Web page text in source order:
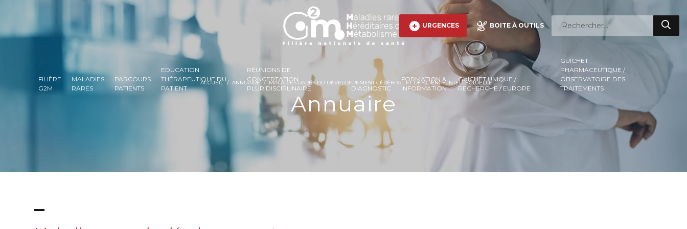
URGENCES BOITE À OUTILS
FILIÈRE
G2M
MALADIES
RARES
PARCOURS
PATIENTS
EDUCATION
THÉRAPEUTIQUE DU
PATIENT
RÉUNIONS DE
CONCERTATION
PLURIDISCIPLINAIRE
DIAGNOSTIC
FORMATION &
INFORMATION
GUICHET UNIQUE /
RECHERCHE / EUROPE
GUICHET
PHARMACEUTIQUE /
OBSERVATOIRE DES
TRAITEMENTS
Annuaire
ACCUEIL / ANNUAIRE / MALADIES RARES DU DÉVELOPPEMENT CÉRÉBRAL ET DÉFICIENCE INTELLECTUELLE